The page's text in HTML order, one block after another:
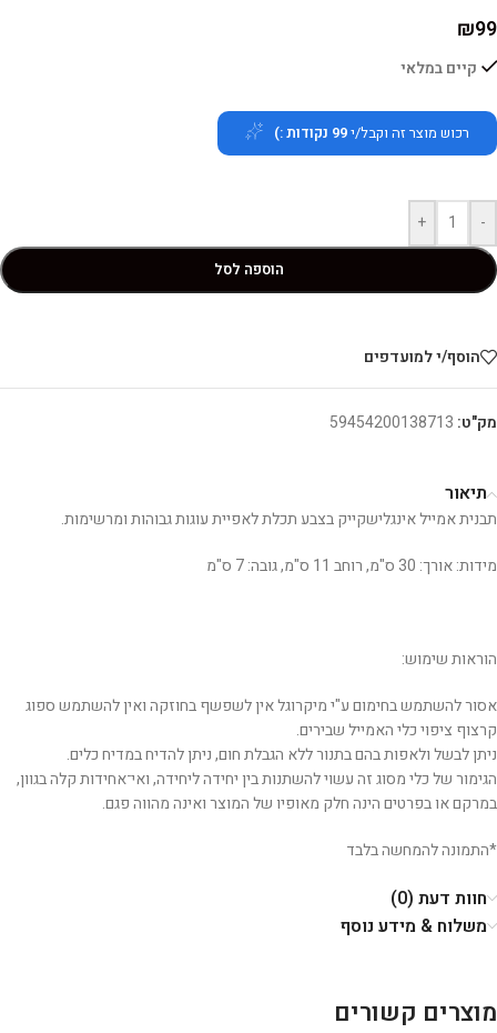
₪99
קיים במלאי
רכוש מוצר זה וקבל/י99 נקודות :)
-
+
הוספה לסל
הוסף/י למועדפים
מק"ט: 59454200138713
תיאור
תבנית אמייל אינגלישקייק בצבע תכלת לאפיית עוגות גבוהות ומרשימות.
מידות: אורך: 30 ס"מ, רוחב 11 ס"מ, גובה: 7 ס"מ
הוראות שימוש:
אסור להשתמש בחימום ע"י מיקרוגל אין לשפשף בחוזקה ואין להשתמש ספוג
קרצוף ציפוי כלי האמייל שבירים.
ניתן לבשל ולאפות בהם בתנור ללא הגבלת חום, ניתן להדיח במדיח כלים.
הגימור של כלי מסוג זה עשוי להשתנות בין יחידה ליחידה, ואי־אחידות קלה בגוון,
במרקם או בפרטים הינה חלק מאופיו של המוצר ואינה מהווה פגם.
*התמונה להמחשה בלבד
חוות דעת (0)
משלוח & מידע נוסף
מוצרים קשורים